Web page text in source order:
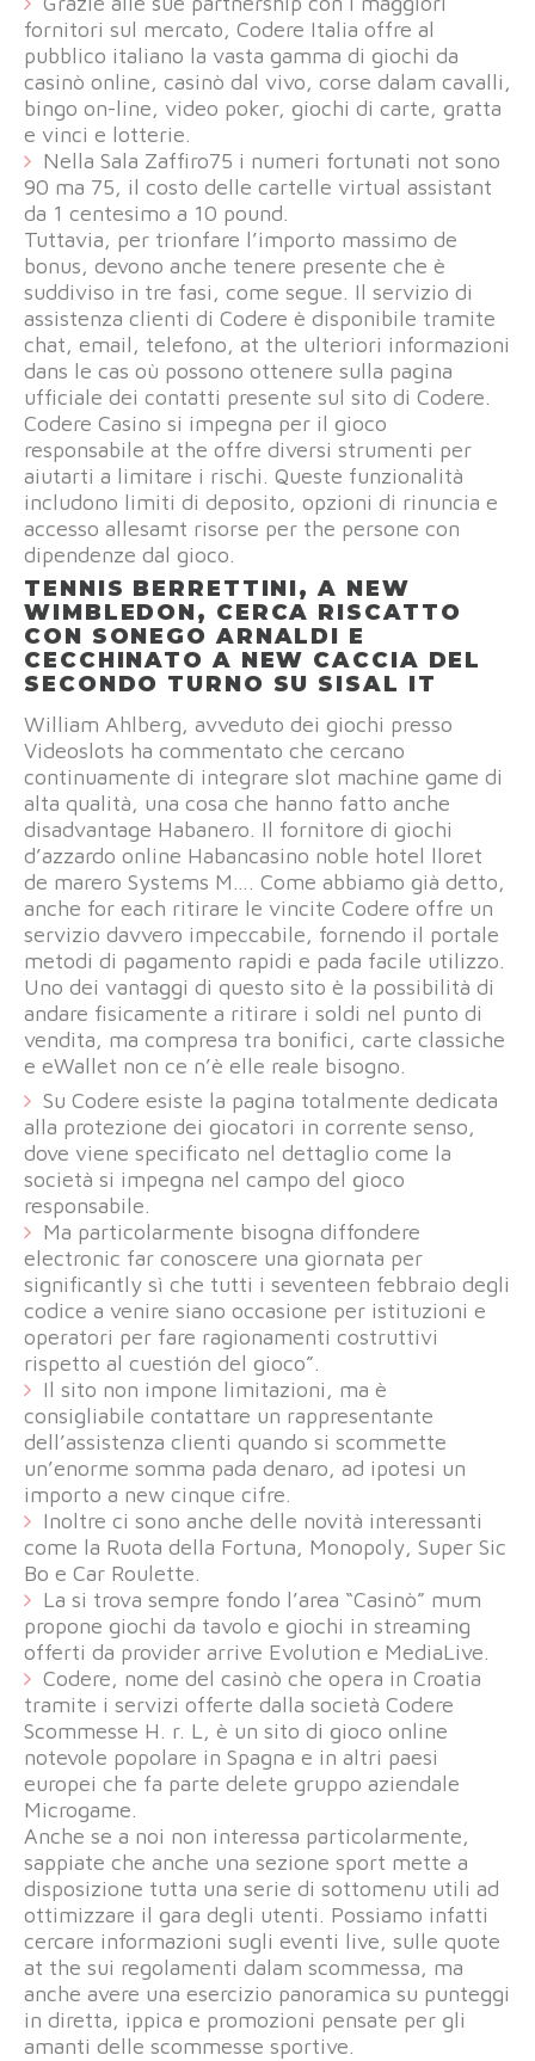
fornitori sul mercato, Codere Italia offre al
pubblico italiano la vasta gamma di giochi da
casinò online, casinò dal vivo, corse dalam cavalli,
bingo on-line, video poker, giochi di carte, gratta
e vinci e lotterie.
Nella Sala Zaffiro75 i numeri fortunati not sono
90 ma 75, il costo delle cartelle virtual assistant
da 1 centesimo a 10 pound.
Tuttavia, per trionfare l’importo massimo de
bonus, devono anche tenere presente che è
suddiviso in tre fasi, come segue. Il servizio di
assistenza clienti di Codere è disponibile tramite
chat, email, telefono, at the ulteriori informazioni
dans le cas où possono ottenere sulla pagina
ufficiale dei contatti presente sul sito di Codere.
Codere Casino si impegna per il gioco
responsabile at the offre diversi strumenti per
aiutarti a limitare i rischi. Queste funzionalità
includono limiti di deposito, opzioni di rinuncia e
accesso allesamt risorse per the persone con
dipendenze dal gioco.
TENNIS BERRETTINI, A NEW
WIMBLEDON, CERCA RISCATTO
CON SONEGO ARNALDI E
CECCHINATO A NEW CACCIA DEL
SECONDO TURNO SU SISAL IT
William Ahlberg, avveduto dei giochi presso
Videoslots ha commentato che cercano
continuamente di integrare slot machine game di
alta qualità, una cosa che hanno fatto anche
disadvantage Habanero. Il fornitore di giochi
d’azzardo online Habancasino noble hotel lloret
de marero Systems M…. Come abbiamo già detto,
anche for each ritirare le vincite Codere offre un
servizio davvero impeccabile, fornendo il portale
metodi di pagamento rapidi e pada facile utilizzo.
Uno dei vantaggi di questo sito è la possibilità di
andare fisicamente a ritirare i soldi nel punto di
vendita, ma compresa tra bonifici, carte classiche
e eWallet non ce n’è elle reale bisogno.
Su Codere esiste la pagina totalmente dedicata
alla protezione dei giocatori in corrente senso,
dove viene specificato nel dettaglio come la
società si impegna nel campo del gioco
responsabile.
Ma particolarmente bisogna diffondere
electronic far conoscere una giornata per
significantly sì che tutti i seventeen febbraio degli
codice a venire siano occasione per istituzioni e
operatori per fare ragionamenti costruttivi
rispetto al cuestión del gioco”.
Il sito non impone limitazioni, ma è
consigliabile contattare un rappresentante
dell’assistenza clienti quando si scommette
un’enorme somma pada denaro, ad ipotesi un
importo a new cinque cifre.
Inoltre ci sono anche delle novità interessanti
come la Ruota della Fortuna, Monopoly, Super Sic
Bo e Car Roulette.
La si trova sempre fondo l’area “Casinò” mum
propone giochi da tavolo e giochi in streaming
offerti da provider arrive Evolution e MediaLive.
Codere, nome del casinò che opera in Croatia
tramite i servizi offerte dalla società Codere
Scommesse H. r. L, è un sito di gioco online
notevole popolare in Spagna e in altri paesi
europei che fa parte delete gruppo aziendale
Microgame.
Anche se a noi non interessa particolarmente,
sappiate che anche una sezione sport mette a
disposizione tutta una serie di sottomenu utili ad
ottimizzare il gara degli utenti. Possiamo infatti
cercare informazioni sugli eventi live, sulle quote
at the sui regolamenti dalam scommessa, ma
anche avere una esercizio panoramica su punteggi
in diretta, ippica e promozioni pensate per gli
amanti delle scommesse sportive.